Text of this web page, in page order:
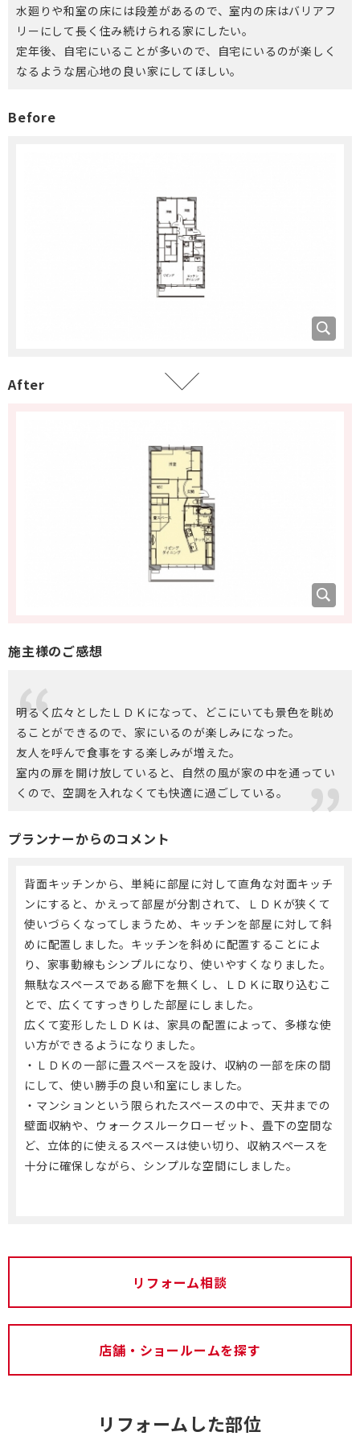
水廻りや和室の床には段差があるので、室内の床はバリアフ
リーにして長く住み続けられる家にしたい。
定年後、自宅にいることが多いので、自宅にいるのが楽しく
なるような居心地の良い家にしてほしい。
Before
After
施主様のご感想
明るく広々としたＬＤＫになって、どこにいても景色を眺め
ることができるので、家にいるのが楽しみになった。
友人を呼んで食事をする楽しみが増えた。
室内の扉を開け放していると、自然の風が家の中を通ってい
くので、空調を入れなくても快適に過ごしている。
プランナーからのコメント
背面キッチンから、単純に部屋に対して直角な対面キッチ
ンにすると、かえって部屋が分割されて、ＬＤＫが狭くて
使いづらくなってしまうため、キッチンを部屋に対して斜
めに配置しました。キッチンを斜めに配置することによ
り、家事動線もシンプルになり、使いやすくなりました。
無駄なスペースである廊下を無くし、ＬＤＫに取り込むこ
とで、広くてすっきりした部屋にしました。
広くて変形したＬＤＫは、家具の配置によって、多様な使
い方ができるようになりました。
・ＬＤＫの一部に畳スペースを設け、収納の一部を床の間
にして、使い勝手の良い和室にしました。
・マンションという限られたスペースの中で、天井までの
壁面収納や、ウォークスルークローゼット、畳下の空間な
ど、立体的に使えるスペースは使い切り、収納スペースを
十分に確保しながら、シンプルな空間にしました。
リフォーム相談
店舗・ショールームを探す
リフォームした部位